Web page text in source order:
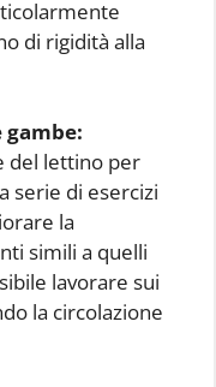
di rigidità alla
gambe:
del lettino per
serie di esercizi
la
simili a quelli
lavorare sui
la circolazione